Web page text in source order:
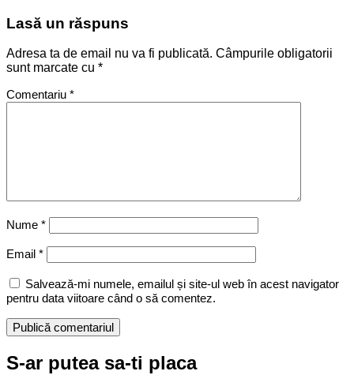
Lasă un răspuns
Adresa ta de email nu va fi publicată. Câmpurile obligatorii
sunt marcate cu *
Comentariu *
Nume *
Email *
Salvează-mi numele, emailul și site-ul web în acest navigator
pentru data viitoare când o să comentez.
S-ar putea sa-ti placa